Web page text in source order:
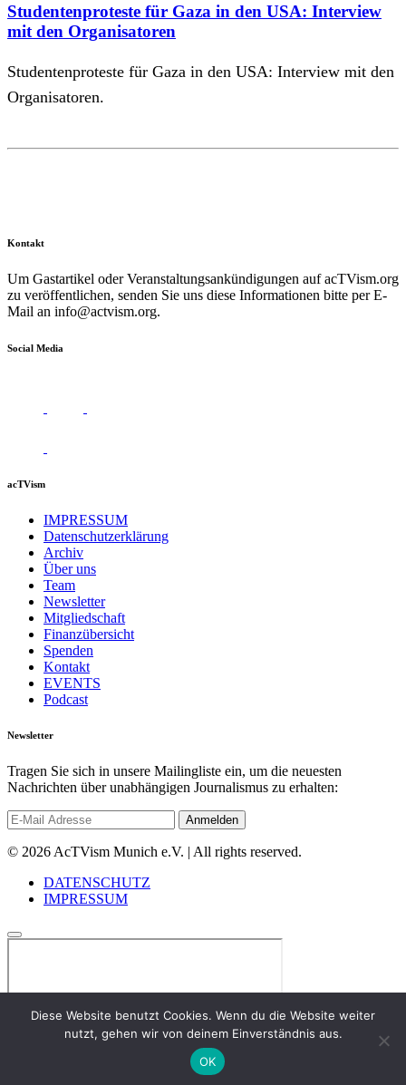
Studentenproteste für Gaza in den USA: Interview
mit den Organisatoren
Studentenproteste für Gaza in den USA: Interview mit den
Organisatoren.
Kontakt
Um Gastartikel oder Veranstaltungsankündigungen auf acTVism.org
zu veröffentlichen, senden Sie uns diese Informationen bitte per E-
Mail an info@actvism.org.
Social Media
acTVism
IMPRESSUM
Datenschutzerklärung
Archiv
Über uns
Team
Newsletter
Mitgliedschaft
Finanzübersicht
Spenden
Kontakt
EVENTS
Podcast
Newsletter
Tragen Sie sich in unsere Mailingliste ein, um die neuesten
Nachrichten über unabhängigen Journalismus zu erhalten:
© 2026 AcTVism Munich e.V. | All rights reserved.
DATENSCHUTZ
IMPRESSUM
Diese Website benutzt Cookies. Wenn du die Website weiter
nutzt, gehen wir von deinem Einverständnis aus.
OK